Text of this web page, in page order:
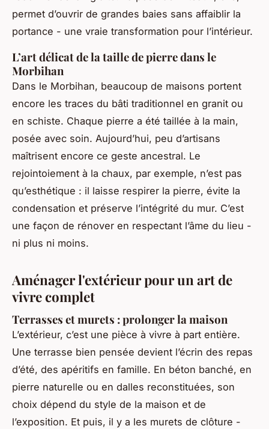
permet d’ouvrir de grandes baies sans affaiblir la
portance - une vraie transformation pour l’intérieur.
L’art délicat de la taille de pierre dans le
Morbihan
Dans le Morbihan, beaucoup de maisons portent
encore les traces du bâti traditionnel en granit ou
en schiste. Chaque pierre a été taillée à la main,
posée avec soin. Aujourd’hui, peu d’artisans
maîtrisent encore ce geste ancestral. Le
rejointoiement à la chaux, par exemple, n’est pas
qu’esthétique : il laisse respirer la pierre, évite la
condensation et préserve l’intégrité du mur. C’est
une façon de rénover en respectant l’âme du lieu -
ni plus ni moins.
Aménager l'extérieur pour un art de
vivre complet
Terrasses et murets : prolonger la maison
L’extérieur, c’est une pièce à vivre à part entière.
Une terrasse bien pensée devient l’écrin des repas
d’été, des apéritifs en famille. En béton banché, en
pierre naturelle ou en dalles reconstituées, son
choix dépend du style de la maison et de
l’exposition. Et puis, il y a les murets de clôture -